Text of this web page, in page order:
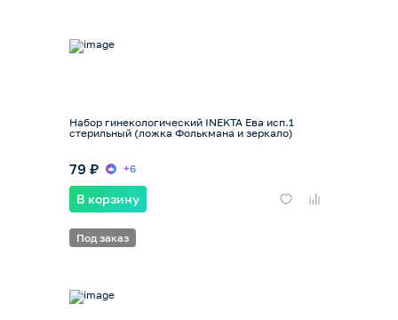
Набор гинекологический INEKTA Ева исп.1
стерильный (ложка Фолькмана и зеркало)
79 ₽ +6
В корзину
Под заказ